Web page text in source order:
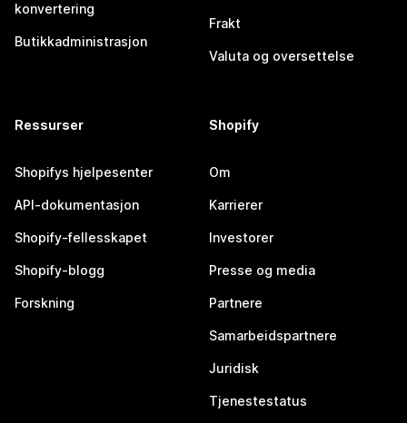
konvertering
Butikkadministrasjon
Frakt
Valuta og oversettelse
Ressurser
Shopifys hjelpesenter
API-dokumentasjon
Shopify-fellesskapet
Shopify-blogg
Forskning
Shopify
Om
Karrierer
Investorer
Presse og media
Partnere
Samarbeidspartnere
Juridisk
Tjenestestatus